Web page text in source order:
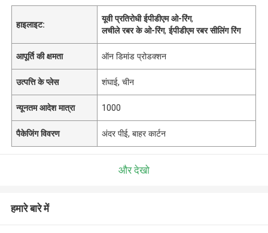
हाइलाइट:
यूवी प्रतिरोधी ईपीडीएम ओ-रिंग,
लचीले रबर के ओ-रिंग,ईपीडीएम रबर सीलिंग रिंग
आपूर्ति की क्षमता ऑन डिमांड प्रोडक्शन
उत्पत्ति के प्लेस शंघाई, चीन
न्यूनतम आदेश मात्रा 1000
पैकेजिंग विवरण अंदर पीई, बाहर कार्टन
और देखो
हमारे बारे में